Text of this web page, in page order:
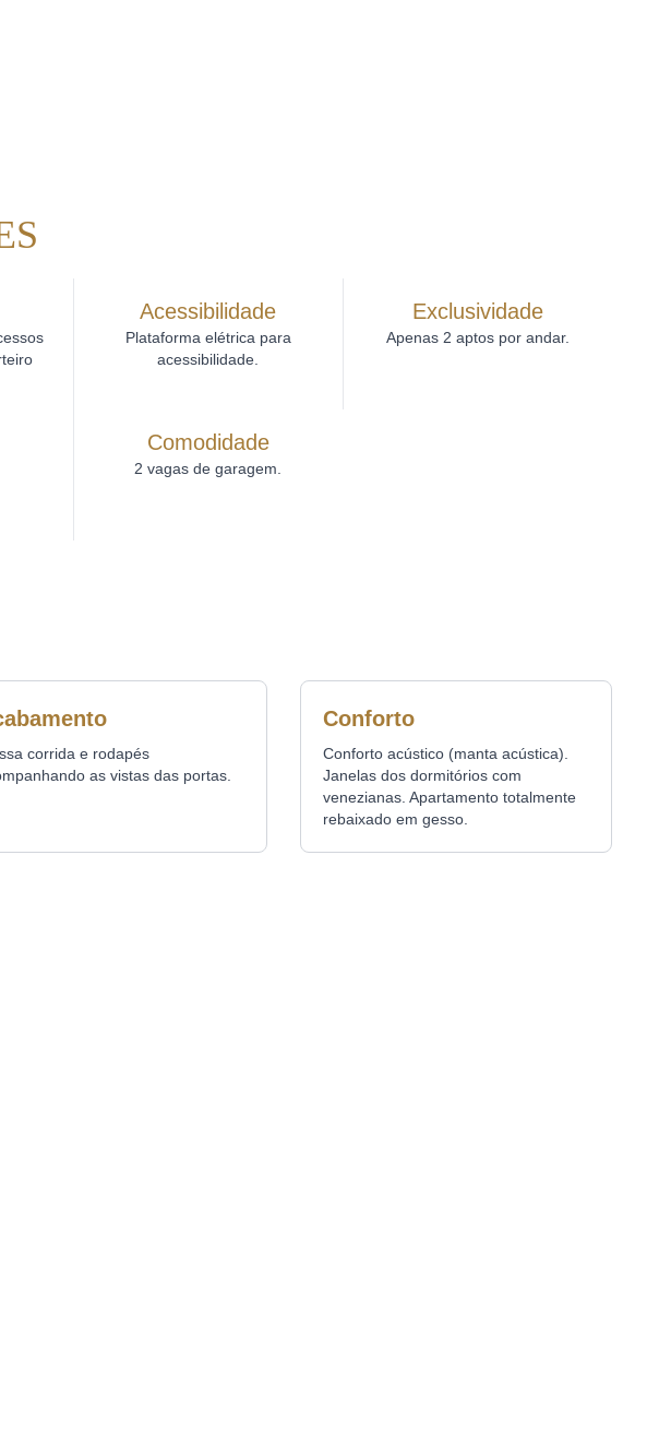
Acessibilidade
Plataforma elétrica para
acessibilidade.
Exclusividade
Apenas 2 aptos por andar.
Comodidade
2 vagas de garagem.
corrida e rodapés
as vistas das portas.
Conforto
Conforto acústico (manta acústica).
Janelas dos dormitórios com
venezianas. Apartamento totalmente
rebaixado em gesso.